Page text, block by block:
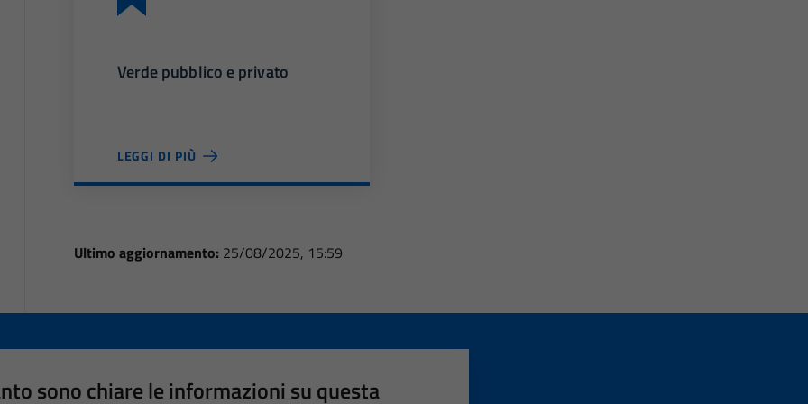
Verde pubblico e privato
LEGGI DI PIÙ
Ultimo aggiornamento: 25/08/2025, 15:59
sono chiare le informazioni su questa